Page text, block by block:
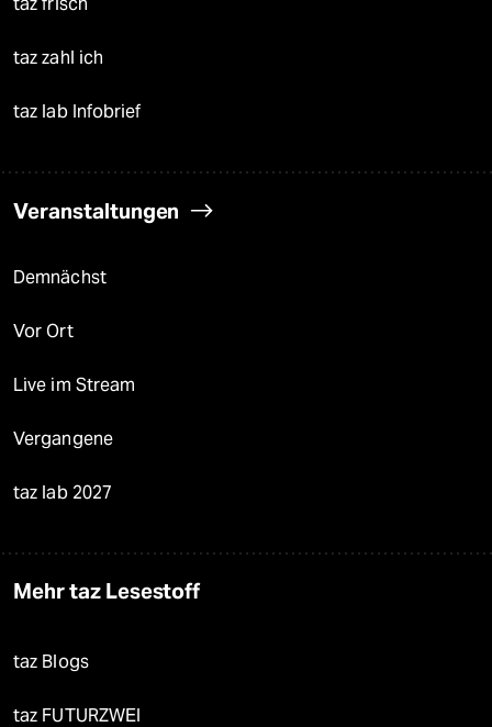
taz zahl ich
taz lab Infobrief
Veranstaltungen
Demnächst
Vor Ort
Live im Stream
Vergangene
taz lab 2027
Mehr taz Lesestoff
taz Blogs
taz FUTURZWEI